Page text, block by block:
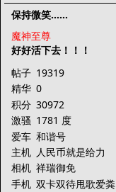
保持微笑……
魔神至尊
好好活下去！！！
帖子 19319
精华 0
积分 30972
激骚 1781 度
爱车 和谐号
主机 人民币就是给力
相机 祥瑞御免
手机 双卡双待甩歌爱粪